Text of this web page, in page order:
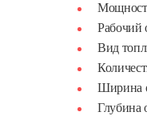
Рабочий
Вид
Ширина
Глубина